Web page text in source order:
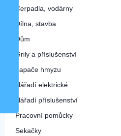
Čerpadla, vodárny
Dílna, stavba
Dům
Grily a příslušenství
Lapače hmyzu
Nářadí elektrické
Nářadí příslušenství
Pracovní pomůcky
Sekačky